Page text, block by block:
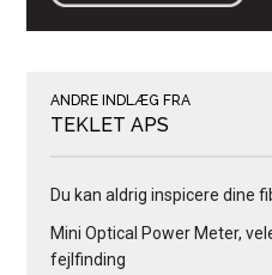
ANDRE INDLÆG FRA
TEKLET APS
Du kan aldrig inspicere dine
Mini Optical Power Meter,
fejlfinding